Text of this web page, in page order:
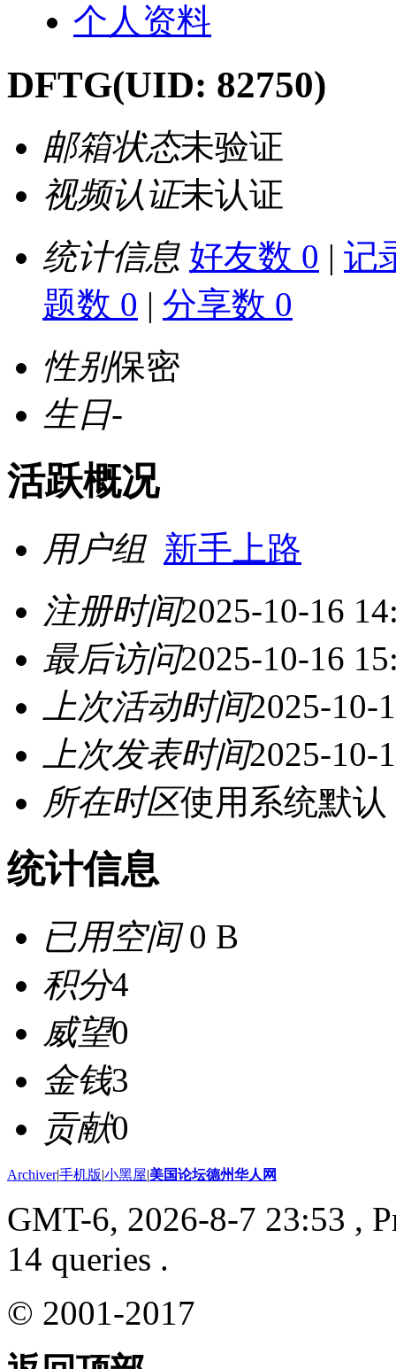
个人资料
DFTG(UID: 82750)
邮箱状态未验证
视频认证未认证
统计信息 好友数 0 | 记
题数 0 | 分享数 0
性别保密
生日-
活跃概况
用户组 新手上路
注册时间2025-10-16
最后访问2025-10-16
上次活动时间2025-10-
上次发表时间2025-10-
所在时区使用系统默认
统计信息
已用空间0 B
积分4
威望0
金钱3
贡献0
Archiver|手机版|小黑屋|美国论坛德州华人网
GMT-6, 2026-8-7 23:53 ,
14 queries .
© 2001-2017